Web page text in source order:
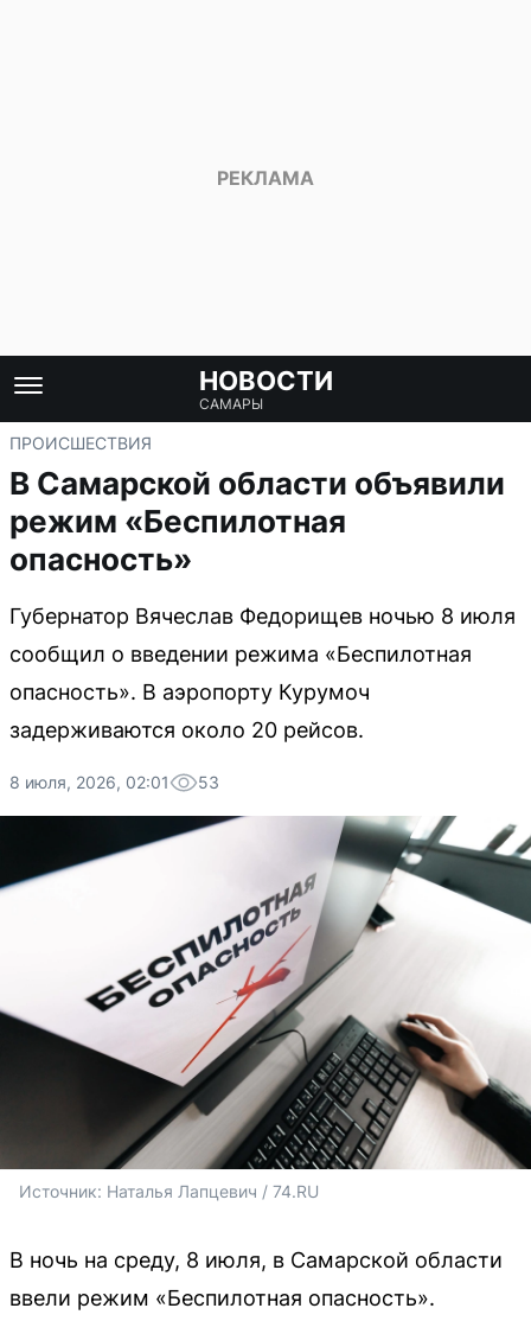
НОВОСТИ
САМАРЫ
ПРОИСШЕСТВИЯ
В Самарской области объявили
режим «Беспилотная
опасность»
Губернатор Вячеслав Федорищев ночью 8 июля
сообщил о введении режима «Беспилотная
опасность». В аэропорту Курумоч
задерживаются около 20 рейсов.
8 июля, 2026, 02:01 53
Источник: Наталья Лапцевич / 74.RU
В ночь на среду, 8 июля, в Самарской области
ввели режим «Беспилотная опасность».